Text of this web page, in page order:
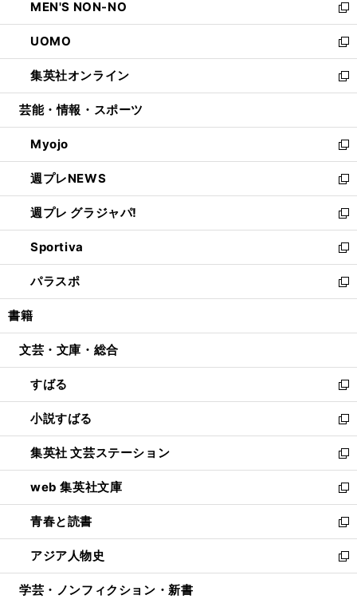
く
で
開
く
ド
ウ
で
開
く
ィ
ン
ド
ウ
で
開
い
ウ
ィ
ン
ド
ウ
開
く
MEN'S NON-NO
新
し
い
ウ
ィ
ン
ウ
で
開
く
UOMO
新
し
い
ウ
ン
ド
ウ
で
開
く
集英社オンライン
新
し
ウ
ィ
ン
ド
ウ
で
開
く
芸能・情報・スポーツ
Myojo
新
し
い
ウ
ィ
ン
ド
ウ
で
開
週プレNEWS
新
し
い
ウ
ィ
ン
ド
ウ
開
週プレ グラジャパ!
新
し
い
ウ
ィ
ン
ウ
開
く
Sportiva
新
し
い
ウ
ン
ウ
で
開
く
パラスポ
新
し
ウ
ン
ド
ウ
で
開
く
書籍
文芸・文庫・総合
すばる
新
し
い
ウ
ィ
ン
ド
ウ
で
開
く
小説すばる
新
し
い
ウ
ィ
ン
ド
ウ
で
開
集英社 文芸ステーション
新
し
い
ウ
ィ
ン
ド
ウ
web 集英社文庫
新
し
い
ウ
ィ
ン
青春と読書
新
し
い
ウ
アジア人物史
新
し
学芸・ノンフィクション・新書